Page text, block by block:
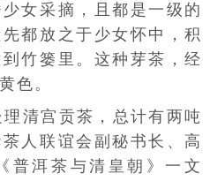
女采摘，且都是一级的
都放之于少女怀中，积
竹篓里。这种芽茶，经
色。
理清宫贡茶，总计有两吨
人联谊会 副秘书长、 高
普洱茶与清皇朝》一文